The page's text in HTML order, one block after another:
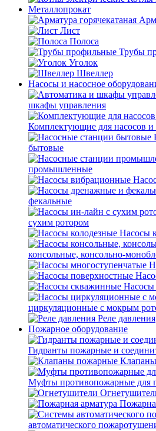
Металлопрокат
Лист
Полоса
Трубы
Уголок
Швеллер
Насосы и насосное
шкафы управления
Комплектующие для насосов и
бытовые
промышленные
фекальные
сухим ротором
Насосы
консольные, консольно-
циркуляционные с мокрым
Реле давления
Пожарное оборудование
Гидранты пожарные и
Муфты противопожарные для
автоматического